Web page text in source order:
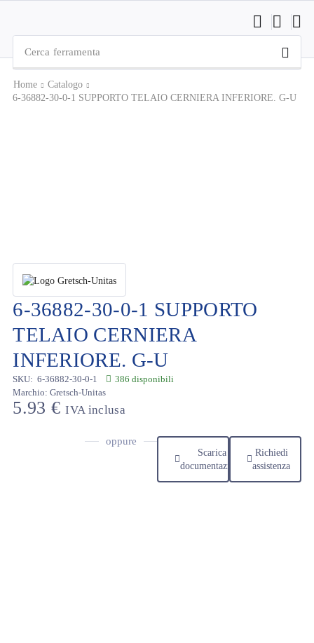
Cerca ferramenta
Home
Catalogo
6-36882-30-0-1 SUPPORTO TELAIO CERNIERA INFERIORE. G-U
6-36882-30-0-1 SUPPORTO
TELAIO CERNIERA
INFERIORE. G-U
SKU: 6-36882-30-0-1
Marchio: Gretsch-Unitas
386 disponibili
5.93 € IVA inclusa
oppure
Scarica
documentazione
Richiedi
assistenza